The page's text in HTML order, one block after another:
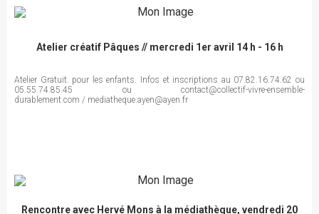
Atelier créatif Pâques // mercredi 1er avril 14 h - 16 h
Atelier Gratuit. pour les enfants. Infos et inscriptions au 07.82.16.74.62 ou
05.55.74.85.45 ou contact@collectif-vivre-ensemble-
durablement.com / mediatheque.ayen@ayen.fr
Rencontre avec Hervé Mons à la médiathèque, vendredi 20